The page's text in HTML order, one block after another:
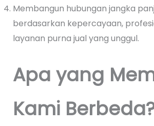
Membangun hubungan jangka
berdasarkan kepercayaan,
layanan purna jual yang unggul.
Apa yang
Kami